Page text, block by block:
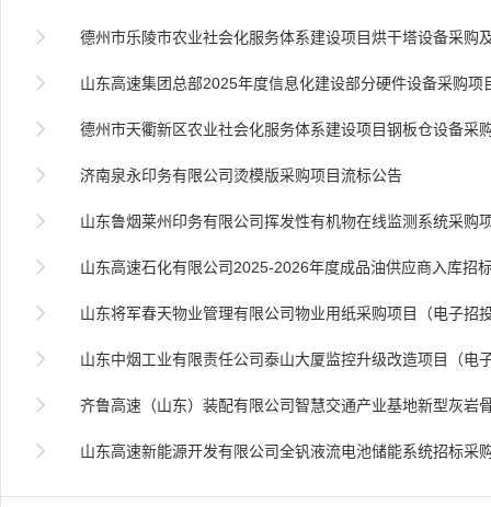
 德州市乐陵市农业社会化服务体系建设项目烘干塔设备采购
 山东高速集团总部2025年度信息化建设部分硬件设备采购项
 德州市天衢新区农业社会化服务体系建设项目钢板仓设备采购及
 济南泉永印务有限公司烫模版采购项目流标公告
 山东鲁烟莱州印务有限公司挥发性有机物在线监测系统采购项目（二次）（电子
 山东高速石化有限公司2025-2026年度成品油供应商入库招
 山东将军春天物业管理有限公司物业用纸采购项目（电子招
 山东中烟工业有限责任公司泰山大厦监控升级改造项目（电子招投标
 齐鲁高速（山东）装配有限公司智慧交通产业基地新型灰岩骨料生产线
 山东高速新能源开发有限公司全钒液流电池储能系统招标采